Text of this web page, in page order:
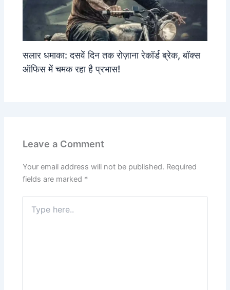
सलार धमाका: दसवें दिन तक रोज़ाना रेकॉर्ड ब्रेक, बॉक्स
ऑफिस में चमक रहा है प्रभास!
Leave a Comment
Your email address will not be published. Required
fields are marked *
here..